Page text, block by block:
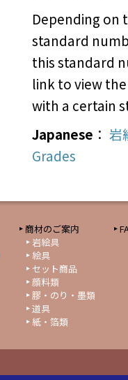
Depending on
standard
this standard
link to view
with a certain
Japanese ： 岩
Grades
商材のご案内
岩絵具
絵具
セット商品
顔料類
膠・のり・墨類
道具
紙・箔類